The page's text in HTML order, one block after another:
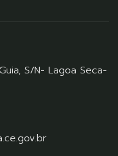
S/N- Lagoa Seca-